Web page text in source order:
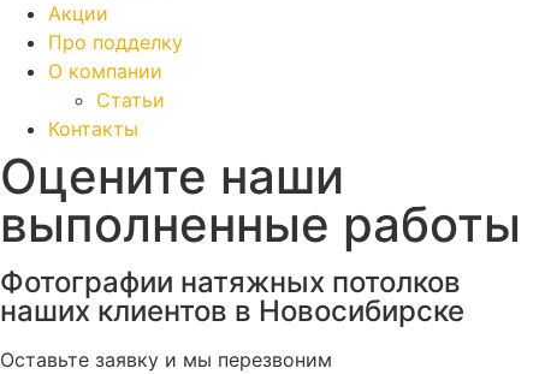
Акции
Про подделку
О компании
Статьи
Контакты
Оцените наши
выполненные работы
Фотографии натяжных потолков
наших клиентов в Новосибирске
Оставьте заявку и мы перезвоним